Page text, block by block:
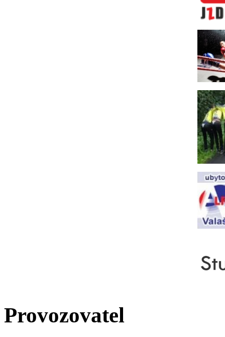
Provozovatel